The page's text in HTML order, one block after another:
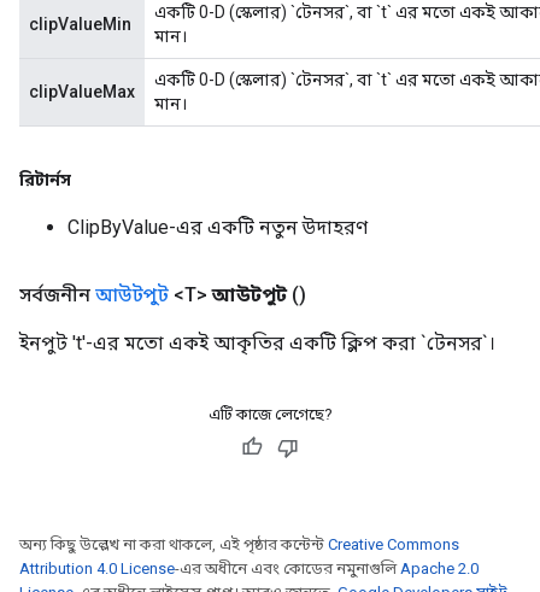
clipValueMin
একটি 0-D (স্কেলার) `টেনসর`, বা `t` এর মতো একই
মান।
clipValueMax
একটি 0-D (স্কেলার) `টেনসর`, বা `t` এর মতো একই
মান।
রিটার্নস
ClipByValue-এর একটি নতুন উদাহরণ
সর্বজনীন আউটপুট <T> আউটপুট ()
ইনপুট 't'-এর মতো একই আকৃতির একটি ক্লিপ করা `টেনসর`।
এটি কাজে লেগেছে?
অন্য কিছু উল্লেখ না করা থাকলে, এই পৃষ্ঠার কন্টেন্ট Creative Commons
Attribution 4.0 License-এর অধীনে এবং কোডের নমুনাগুলি Apache 2.0